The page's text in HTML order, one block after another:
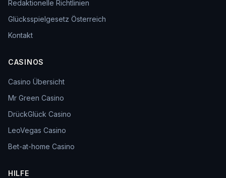
Redaktionelle Richtlinien
Glücksspielgesetz Österreich
Kontakt
CASINOS
Casino Übersicht
Mr Green Casino
DrückGlück Casino
LeoVegas Casino
Bet-at-home Casino
HILFE